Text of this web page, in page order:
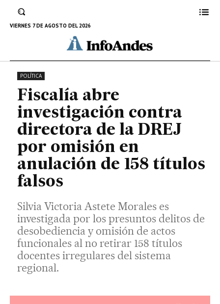
VIERNES 7 DE AGOSTO DEL 2026
omisión de actos funcionales al no retirar 158
11 DE FEBRERO DE 2026
POLÍTICA
Fiscalía abre
investigación contra
directora de la DREJ
por omisión en
anulación de 158 títulos
falsos
Silvia Victoria Astete Morales es
investigada por los presuntos delitos de
desobediencia y omisión de actos
funcionales al no retirar 158 títulos
docentes irregulares del sistema
regional.